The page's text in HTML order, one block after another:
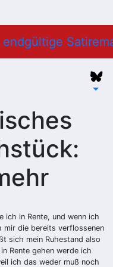
ich in Rente, und wenn ich
mir die bereits verflossenen
sich mein Ruhestand also
Rente gehen werde ich
ich das weder muß noch